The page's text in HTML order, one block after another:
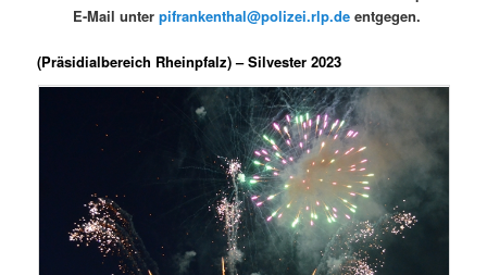
E-Mail unter pifrankenthal@polizei.rlp.deentgegen.
(Präsidialbereich Rheinpfalz) – Silvester 2023